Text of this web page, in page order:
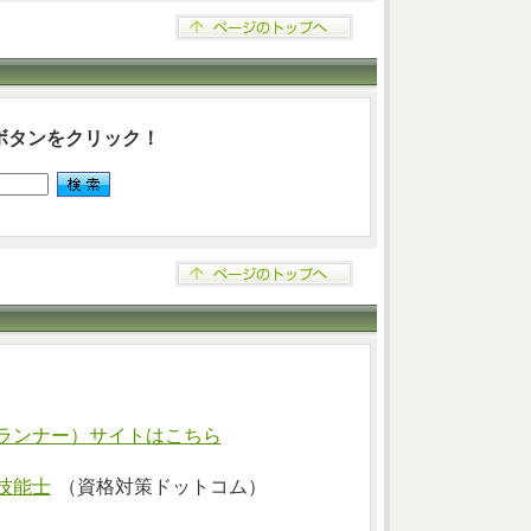
タンをクリック！
ンナー）サイトはこちら
能士 （資格対策ドットコム）